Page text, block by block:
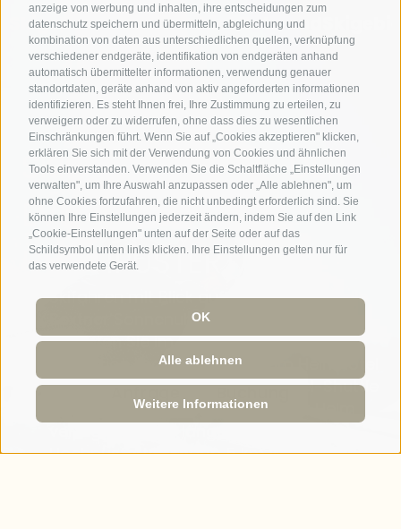
anzeige von werbung und inhalten, ihre entscheidungen zum
datenschutz speichern und übermitteln, abgleichung und
kombination von daten aus unterschiedlichen quellen, verknüpfung
verschiedener endgeräte, identifikation von endgeräten anhand
automatisch übermittelter informationen, verwendung genauer
standortdaten, geräte anhand von aktiv angeforderten informationen
identifizieren. Es steht Ihnen frei, Ihre Zustimmung zu erteilen, zu
verweigern oder zu widerrufen, ohne dass dies zu wesentlichen
Einschränkungen führt. Wenn Sie auf „Cookies akzeptieren" klicken,
erklären Sie sich mit der Verwendung von Cookies und ähnlichen
Tools einverstanden. Verwenden Sie die Schaltfläche „Einstellungen
verwalten", um Ihre Auswahl anzupassen oder „Alle ablehnen", um
ohne Cookies fortzufahren, die nicht unbedingt erforderlich sind. Sie
können Ihre Einstellungen jederzeit ändern, indem Sie auf den Link
„Cookie-Einstellungen" unten auf der Seite oder auf das
Schildsymbol unten links klicken. Ihre Einstellungen gelten nur für
das verwendete Gerät.
OK
Alle ablehnen
Weitere Informationen
Anfrage Buchung
SKIGEBIET HELM – DER
EVENTBERG IM
HOCHPUSTERTAL
Skifahren mit Blick auf den Helm und die
Sextner Sonnenuhr… 21 Pistenkilometer
erwarten Sie im Skigebiet Helm. Die
Talstation liegt nur 300 m vom Helmhotel
entfernt… unser kostenloser Hotel-Shuttle
bringt Sie gern hin! Das Skigebiet Helm
Hochpustertal, knapp 5 km lang!
Skigebiet HelmSkigebiet Rotwand